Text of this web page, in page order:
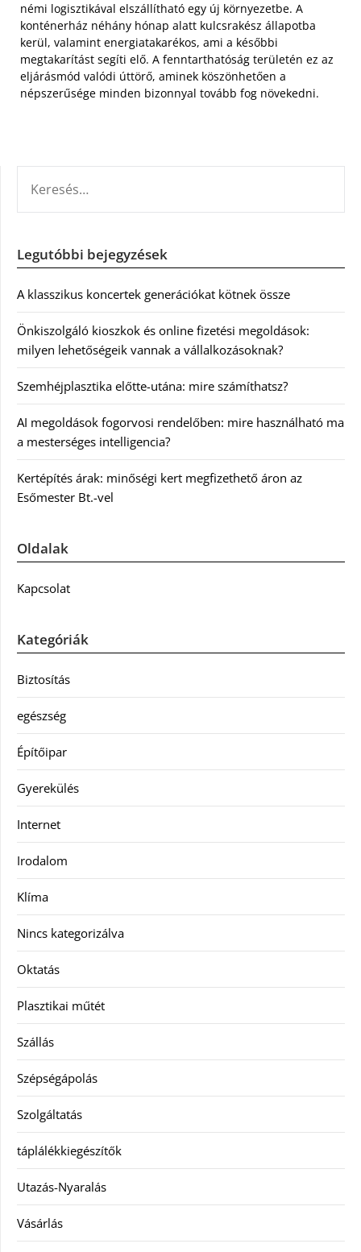
némi logisztikával elszállítható egy új környezetbe. A
konténerház néhány hónap alatt kulcsrakész állapotba
kerül, valamint energiatakarékos, ami a későbbi
megtakarítást segíti elő. A fenntarthatóság területén ez az
eljárásmód valódi úttörő, aminek köszönhetően a
népszerűsége minden bizonnyal tovább fog növekedni.
Legutóbbi bejegyzések
A klasszikus koncertek generációkat kötnek össze
Önkiszolgáló kioszkok és online fizetési megoldások:
milyen lehetőségeik vannak a vállalkozásoknak?
Szemhéjplasztika előtte-utána: mire számíthatsz?
AI megoldások fogorvosi rendelőben: mire használható ma
a mesterséges intelligencia?
Kertépítés árak: minőségi kert megfizethető áron az
Esőmester Bt.-vel
Oldalak
Kapcsolat
Kategóriák
Biztosítás
egészség
Építőipar
Gyerekülés
Internet
Irodalom
Klíma
Nincs kategorizálva
Oktatás
Plasztikai műtét
Szállás
Szépségápolás
Szolgáltatás
táplálékkiegészítők
Utazás-Nyaralás
Vásárlás